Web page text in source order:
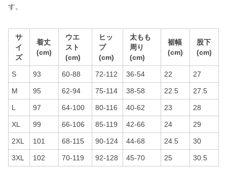
す。
サ
イ
ズ
着丈
(cm)
ウエ
スト
(cm)
ヒッ
プ
(cm)
太もも
周り
(cm)
裾幅
(cm)
股下
(cm)
S 93 60-88 72-112 36-54 22 27
M 95 62-94 75-114 38-58 22.5 27.5
L 97 64-100 80-116 40-62 23 28
XL 99 66-106 85-119 42-66 24 29
2XL 101 68-115 90-124 44-68 24.5 30
3XL 102 70-119 92-128 45-70 25 30.5